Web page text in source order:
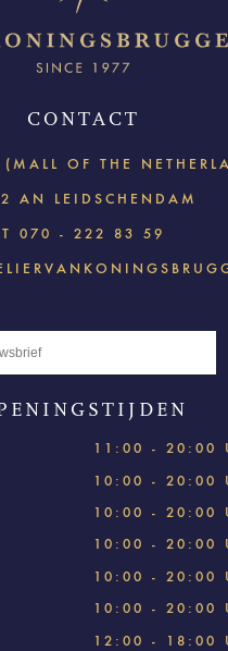
CONTACT
OF THE
AN LEIDSCHENDAM
T 070 - 222 83 59
11:00 - 20:00
10:00 - 20:00
10:00 - 20:00
10:00 - 20:00
10:00 - 20:00
10:00 - 20:00
12:00 - 18:00